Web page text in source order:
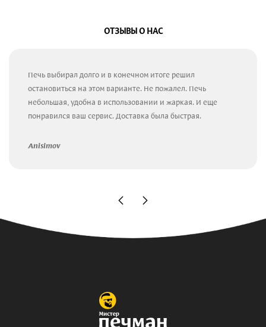
ОТЗЫВЫ О НАС
Печь выбирал долго и в конечном итоге решил
остановиться на этом варианте. Не пожалел. Печь
небольшая, удобна в использовании и жаркая. И еще
понравился ваш сервис. Доставка была быстрая.
Anisimov